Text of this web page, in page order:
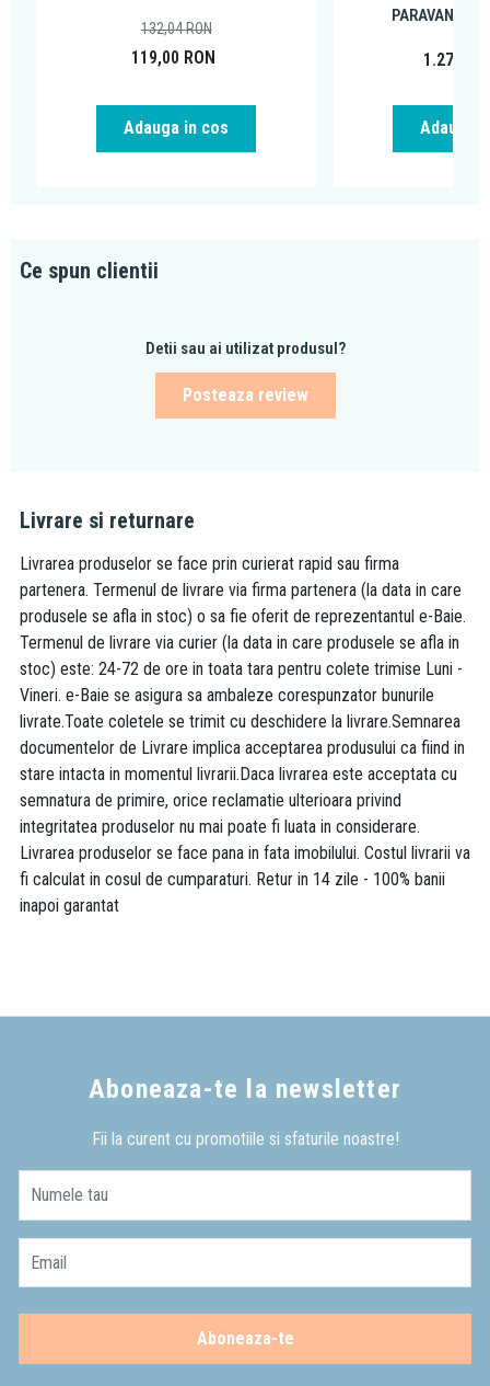
119,00 RON
132,04RON
Adauga in cos
PARAVANE
1.278,88
Adauga
Ce spun clientii
Detii sau ai utilizat produsul?
Posteaza review
Livrare si returnare
Livrarea produselor se face prin curierat rapid sau firma
partenera. Termenul de livrare via firma partenera (la data in care
produsele se afla in stoc) o sa fie oferit de reprezentantul e-Baie.
Termenul de livrare via curier (la data in care produsele se afla in
stoc) este: 24-72 de ore in toata tara pentru colete trimise Luni -
Vineri. e-Baie se asigura sa ambaleze corespunzator bunurile
livrate.Toate coletele se trimit cu deschidere la livrare.Semnarea
documentelor de Livrare implica acceptarea produsului ca fiind in
stare intacta in momentul livrarii.Daca livrarea este acceptata cu
semnatura de primire, orice reclamatie ulterioara privind
integritatea produselor nu mai poate fi luata in considerare.
Livrarea produselor se face pana in fata imobilului. Costul livrarii va
fi calculat in cosul de cumparaturi. Retur in 14 zile - 100% banii
inapoi garantat
Aboneaza-te la newsletter
Fii la curent cu promotiile si sfaturile noastre!
Numele tau
Email
Aboneaza-te